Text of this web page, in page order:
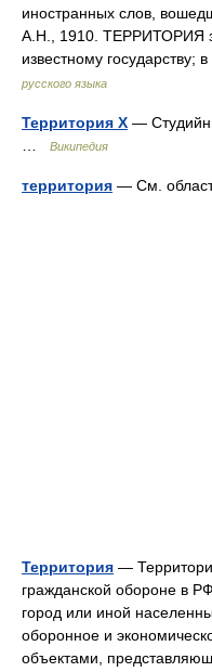
иностранных слов,
А.Н., 1910. ТЕРРИТОРИЯ
известному
русского языка
Территория Х —
Википедия
территория — См.
Территория —
гражданской обороне в
город или иной
оборонное и
объектами,